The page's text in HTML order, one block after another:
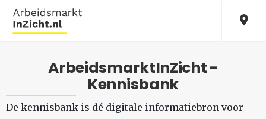
ArbeidsmarktInZicht -
Kennisbank
De kennisbank is dé digitale informatiebron voor